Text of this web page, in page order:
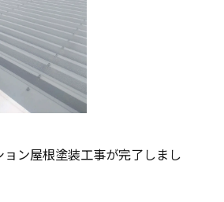
ン屋根塗装工事が完了しまし